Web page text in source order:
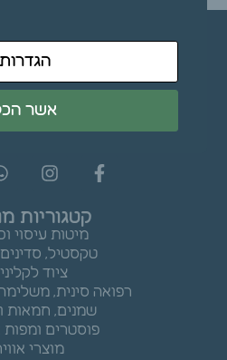
קטגוריות
מיטות עיסוי
טקסטיל,
ציוד
רפואה סינית,
שמנים, חמאות
פוסטרים ומפות
מוצרי
הגדרות
אשר